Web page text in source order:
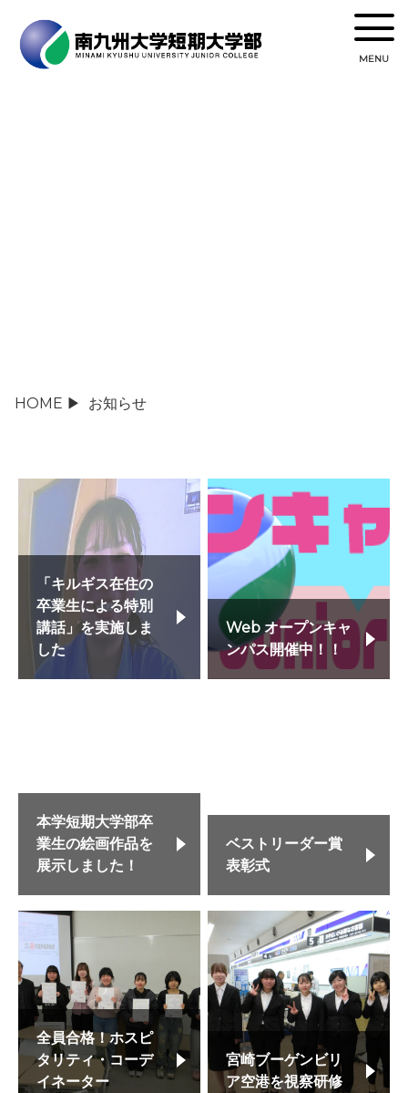
MENU
HOME ▶ お知らせ
「キルギス在住の
卒業生による特別
講話」を実施しま
した
Web オープンキャ
ンパス開催中！！
本学短期大学部卒
業生の絵画作品を
展示しました！
ベストリーダー賞
表彰式
全員合格！ホスピ
タリティ・コーデ
イネーター
宮崎ブーゲンビリ
ア空港を視察研修